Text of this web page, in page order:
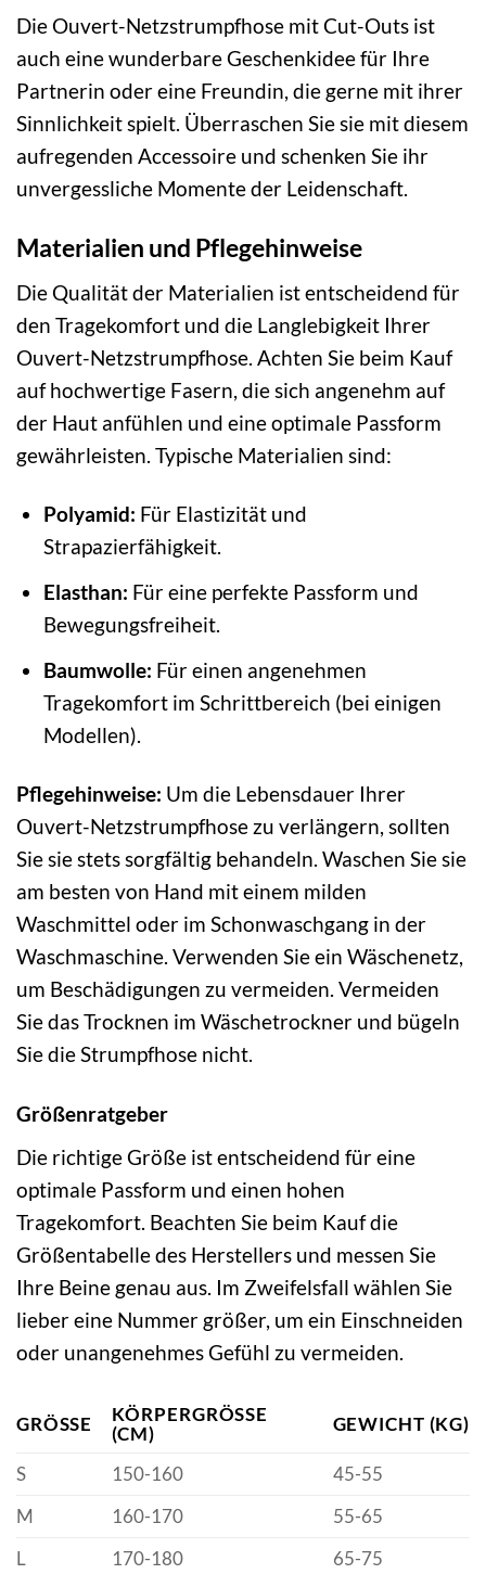
Die Ouvert-Netzstrumpfhose mit Cut-Outs ist
auch eine wunderbare Geschenkidee für Ihre
Partnerin oder eine Freundin, die gerne mit ihrer
Sinnlichkeit spielt. Überraschen Sie sie mit diesem
aufregenden Accessoire und schenken Sie ihr
unvergessliche Momente der Leidenschaft.
Materialien und Pflegehinweise
Die Qualität der Materialien ist entscheidend für
den Tragekomfort und die Langlebigkeit Ihrer
Ouvert-Netzstrumpfhose. Achten Sie beim Kauf
auf hochwertige Fasern, die sich angenehm auf
der Haut anfühlen und eine optimale Passform
gewährleisten. Typische Materialien sind:
Polyamid: Für Elastizität und
Strapazierfähigkeit.
Elasthan: Für eine perfekte Passform und
Bewegungsfreiheit.
Baumwolle: Für einen angenehmen
Tragekomfort im Schrittbereich (bei einigen
Modellen).
Pflegehinweise: Um die Lebensdauer Ihrer
Ouvert-Netzstrumpfhose zu verlängern, sollten
Sie sie stets sorgfältig behandeln. Waschen Sie sie
am besten von Hand mit einem milden
Waschmittel oder im Schonwaschgang in der
Waschmaschine. Verwenden Sie ein Wäschenetz,
um Beschädigungen zu vermeiden. Vermeiden
Sie das Trocknen im Wäschetrockner und bügeln
Sie die Strumpfhose nicht.
Größenratgeber
Die richtige Größe ist entscheidend für eine
optimale Passform und einen hohen
Tragekomfort. Beachten Sie beim Kauf die
Größentabelle des Herstellers und messen Sie
Ihre Beine genau aus. Im Zweifelsfall wählen Sie
lieber eine Nummer größer, um ein Einschneiden
oder unangenehmes Gefühl zu vermeiden.
GRÖSSE
KÖRPERGRÖSSE (
CM)
GEWICHT (KG)
S 150-160
45-55
M
160-170
55-65
L
170-180 65-75